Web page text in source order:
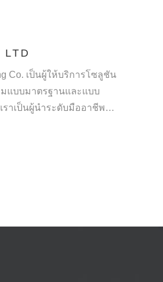
Co. เป็นผู้ให้บริการโซลูชัน
แบบมาตรฐานและแบบ
ราเป็นผู้นำระดับมืออาชีพ
วัลนวัตกรรมทางเทคโนโลยี